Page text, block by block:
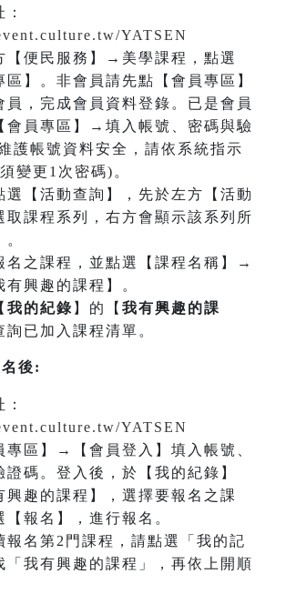
YATSEN
【便民服務】→美學課程，點選
區】。非會員請先點【會員專區】
，完成會員資料登錄。已是會員
會員專區】→填入帳號、密碼與驗
護帳號資料安全，請依系統指示
變更1次密碼)。
選【活動查詢】，先於左方【活動
取課程系列，右方會顯示該系列所
名之課程，並點選【課程名稱】→
有興趣的課程】。
我的紀錄 】的【 我有興趣的課
詢已加入課程清單。
後:
YATSEN
專區】→【會員登入】填入帳號、
證碼。登入後，於【我的紀錄】
趣的課程】，選擇要報名之課
【報名】，進行報名。
報名第2門課程，請點選「我的記
「我有興趣的課程」，再依上開順